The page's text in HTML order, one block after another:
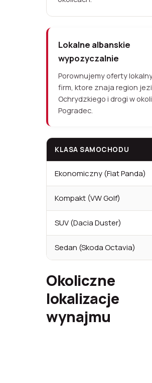
Lokalne albanskie
wypozyczalnie
Porownujemy oferty
firm, ktore znaja region
Ochrydzkiego i drogi w
Pogradec.
KLASA SAMOCHODU
Ekonomiczny (Fiat Panda)
Kompakt (VW Golf)
SUV (Dacia Duster)
Sedan (Skoda Octavia)
Okoliczne
lokalizacje
wynajmu